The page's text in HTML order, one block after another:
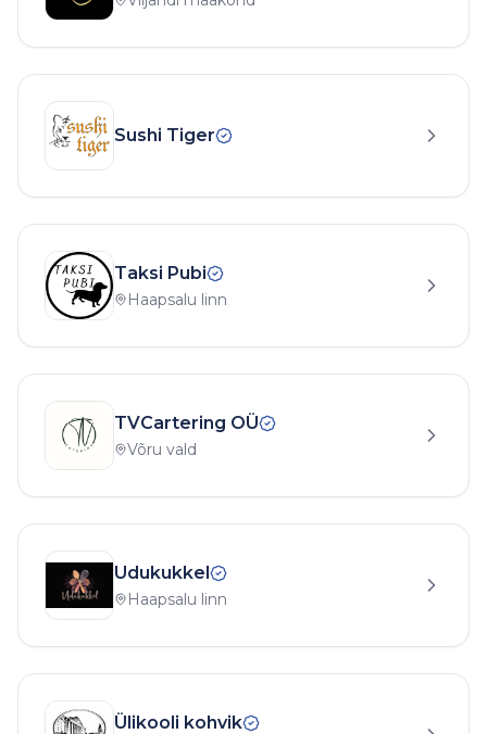
Sushi Tiger
Taksi Pubi
Haapsalu linn
TVCartering OÜ
Võru vald
Udukukkel
Haapsalu linn
Ülikooli kohvik